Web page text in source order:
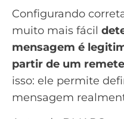
Configurando
muito mais fácil
mensagem é
partir de um
isso: ele permite
mensagem